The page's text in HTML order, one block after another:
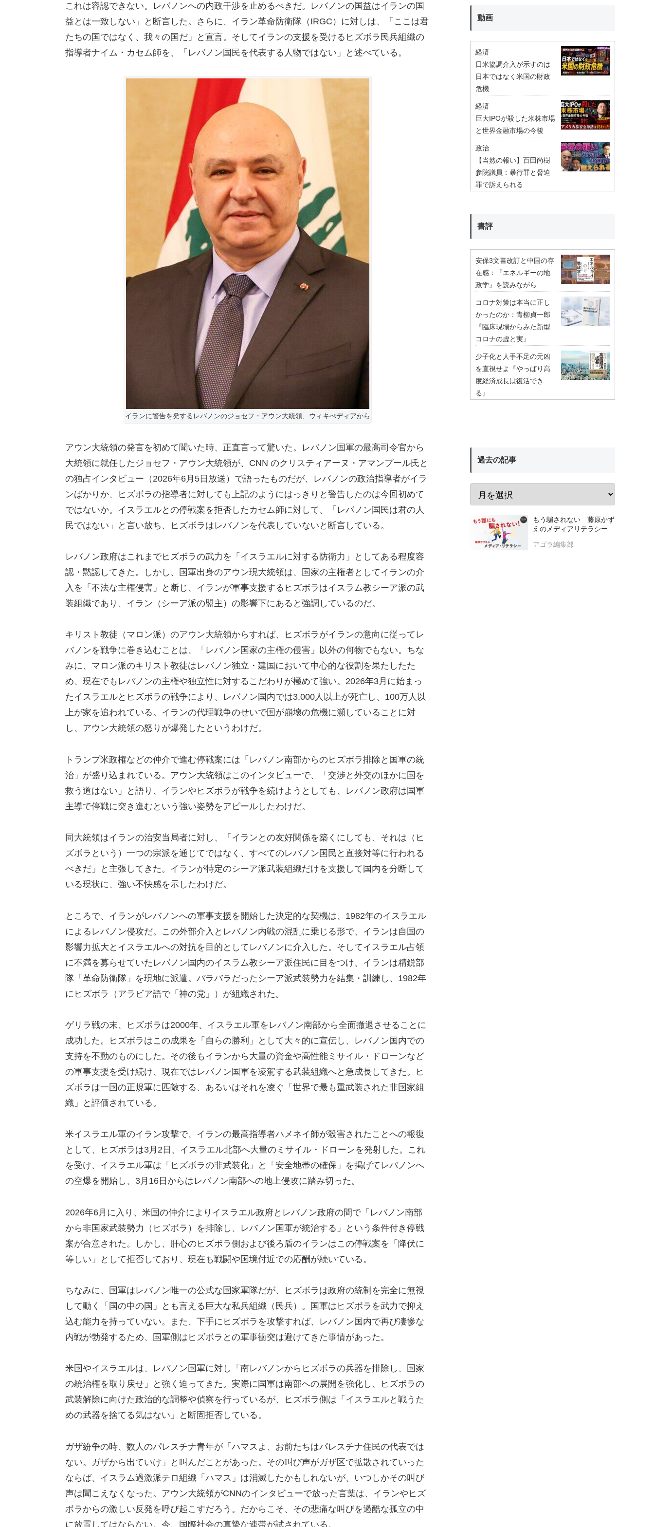
これは容認できない。レバノンへの内政干渉を止めるべきだ。レバノンの国益はイランの国
益とは一致しない」と断言した。さらに、イラン革命防衛隊（IRGC）に対しは、「ここは君
たちの国ではなく、我々の国だ」と宣言。そしてイランの支援を受けるヒズボラ民兵組織の
指導者ナイム・カセム師を、「レバノン国民を代表する人物ではない」と述べている。
イランに警告を発するレバノンのジョセフ・アウン大統領、ウィキぺディアから
アウン大統領の発言を初めて聞いた時、正直言って驚いた。レバノン国軍の最高司令官から
大統領に就任したジョセフ・アウン大統領が、CNN のクリスティアーヌ・アマンプール氏と
の独占インタビュー（2026年6月5日放送）で語ったものだが、レバノンの政治指導者がイラ
ンばかりか、ヒズボラの指導者に対しても上記のようにはっきりと警告したのは今回初めて
ではないか。イスラエルとの停戦案を拒否したカセム師に対して、「レバノン国民は君の人
民ではない」と言い放ち、ヒズボラはレバノンを代表していないと断言している。
レバノン政府はこれまでヒズボラの武力を「イスラエルに対する防衛力」としてある程度容
認・黙認してきた。しかし、国軍出身のアウン現大統領は、国家の主権者としてイランの介
入を「不法な主権侵害」と断じ、イランが軍事支援するヒズボラはイスラム教シーア派の武
装組織であり、イラン（シーア派の盟主）の影響下にあると強調しているのだ。
キリスト教徒（マロン派）のアウン大統領からすれば、ヒズボラがイランの意向に従ってレ
バノンを戦争に巻き込むことは、「レバノン国家の主権の侵害」以外の何物でもない。ちな
みに、マロン派のキリスト教徒はレバノン独立・建国において中心的な役割を果たしたた
め、現在でもレバノンの主権や独立性に対するこだわりが極めて強い。2026年3月に始まっ
たイスラエルとヒズボラの戦争により、レバノン国内では3,000人以上が死亡し、100万人以
上が家を追われている。イランの代理戦争のせいで国が崩壊の危機に瀕していることに対
し、アウン大統領の怒りが爆発したというわけだ。
トランプ米政権などの仲介で進む停戦案には「レバノン南部からのヒズボラ排除と国軍の統
治」が盛り込まれている。アウン大統領はこのインタビューで、「交渉と外交のほかに国を
救う道はない」と語り、イランやヒズボラが戦争を続けようとしても、レバノン政府は国軍
主導で停戦に突き進むという強い姿勢をアピールしたわけだ。
同大統領はイランの治安当局者に対し、「イランとの友好関係を築くにしても、それは（ヒ
ズボラという）一つの宗派を通じてではなく、すべてのレバノン国民と直接対等に行われる
べきだ」と主張してきた。イランが特定のシーア派武装組織だけを支援して国内を分断して
いる現状に、強い不快感を示したわけだ。
ところで、イランがレバノンへの軍事支援を開始した決定的な契機は、1982年のイスラエル
によるレバノン侵攻だ。この外部介入とレバノン内戦の混乱に乗じる形で、イランは自国の
影響力拡大とイスラエルへの対抗を目的としてレバノンに介入した。そしてイスラエル占領
に不満を募らせていたレバノン国内のイスラム教シーア派住民に目をつけ、イランは精鋭部
隊「革命防衛隊」を現地に派遣。バラバラだったシーア派武装勢力を結集・訓練し、1982年
にヒズボラ（アラビア語で「神の党」）が組織された。
ゲリラ戦の末、ヒズボラは2000年、イスラエル軍をレバノン南部から全面撤退させることに
成功した。ヒズボラはこの成果を「自らの勝利」として大々的に宣伝し、レバノン国内での
支持を不動のものにした。その後もイランから大量の資金や高性能ミサイル・ドローンなど
の軍事支援を受け続け、現在ではレバノン国軍を凌駕する武装組織へと急成長してきた。ヒ
ズボラは一国の正規軍に匹敵する、あるいはそれを凌ぐ「世界で最も重武装された非国家組
織」と評価されている。
米イスラエル軍のイラン攻撃で、イランの最高指導者ハメネイ師が殺害されたことへの報復
として、ヒズボラは3月2日、イスラエル北部へ大量のミサイル・ドローンを発射した。これ
を受け、イスラエル軍は「ヒズボラの非武装化」と「安全地帯の確保」を掲げてレバノンへ
の空爆を開始し、3月16日からはレバノン南部への地上侵攻に踏み切った。
2026年6月に入り、米国の仲介によりイスラエル政府とレバノン政府の間で「レバノン南部
から非国家武装勢力（ヒズボラ）を排除し、レバノン国軍が統治する」という条件付き停戦
案が合意された。しかし、肝心のヒズボラ側および後ろ盾のイランはこの停戦案を「降伏に
等しい」として拒否しており、現在も戦闘や国境付近での応酬が続いている。
ちなみに、国軍はレバノン唯一の公式な国家軍隊だが、ヒズボラは政府の統制を完全に無視
して動く「国の中の国」とも言える巨大な私兵組織（民兵）。国軍はヒズボラを武力で抑え
込む能力を持っていない。また、下手にヒズボラを攻撃すれば、レバノン国内で再び凄惨な
内戦が勃発するため、国軍側はヒズボラとの軍事衝突は避けてきた事情があった。
米国やイスラエルは、レバノン国軍に対し「南レバノンからヒズボラの兵器を排除し、国家
の統治権を取り戻せ」と強く迫ってきた。実際に国軍は南部への展開を強化し、ヒズボラの
武装解除に向けた政治的な調整や偵察を行っているが、ヒズボラ側は「イスラエルと戦うた
めの武器を捨てる気はない」と断固拒否している。
ガザ紛争の時、数人のパレスチナ青年が「ハマスよ、お前たちはパレスチナ住民の代表では
ない。ガザから出ていけ」と叫んだことがあった。その叫び声がガザ区で拡散されていった
ならば、イスラム過激派テロ組織「ハマス」は消滅したかもしれないが、いつしかその叫び
声は聞こえなくなった。アウン大統領がCNNのインタビューで放った言葉は、イランやヒズ
ボラからの激しい反発を呼び起こすだろう。だからこそ、その悲痛な叫びを過酷な孤立の中
に放置してはならない。今、国際社会の真摯な連帯が試されている。
動画
経済
日米協調介入が示すのは
日本ではなく米国の財政
危機
経済
巨大IPOが殺した米株市場
と世界金融市場の今後
政治
【当然の報い】百田尚樹
参院議員：暴行罪と脅迫
罪で訴えられる
書評
安保3文書改訂と中国の存
在感：『エネルギーの地
政学』を読みながら
コロナ対策は本当に正し
かったのか：青柳貞一郎
『臨床現場からみた新型
コロナの虚と実』
少子化と人手不足の元凶
を直視せよ『やっぱり高
度経済成長は復活でき
る』
過去の記事
もう騙されない 藤原かず
えのメディアリテラシー
アゴラ編集部